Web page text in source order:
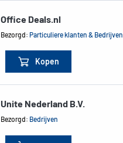
Office Deals.nl
Bezorgd:Particuliere klanten & Bedrijven
Kopen
Unite Nederland B.V.
Bezorgd: Bedrijven